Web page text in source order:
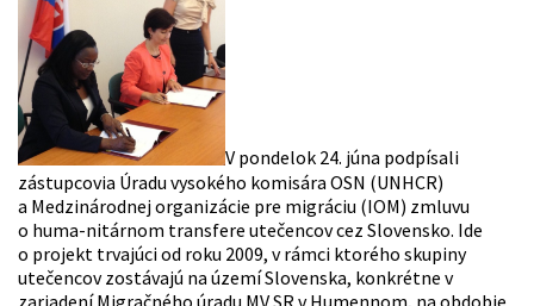
V pondelok 24. júna podpísali
zástupcovia Úradu vysokého komisára OSN (UNHCR)
a Medzinárodnej organizácie pre migráciu (IOM) zmluvu
o huma-nitárnom transfere utečencov cez Slovensko. Ide
o projekt trvajúci od roku 2009, v rámci ktorého skupiny
utečencov zostávajú na území Slovenska, konkrétne v
zariadení Migračného úradu MV SR v Humennom, na obdobie